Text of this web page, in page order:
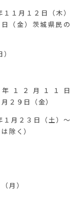
月１２日（木）
（金）茨城県民の
１２月１１日
９日（金）
月２３日（土）～
除く）
月）